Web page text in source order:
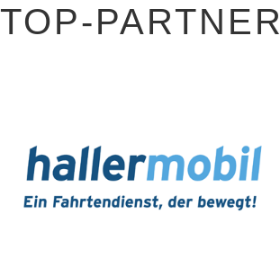
TOP-PARTNER